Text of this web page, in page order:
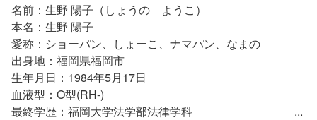
名前：生野 陽子（しょうの ようこ）
本名：生野 陽子
愛称：ショーパン、しょーこ、ナマパン、なまの
出身地：福岡県福岡市
生年月日：1984年5月17日
血液型：O型(RH-)
最終学歴：福岡大学法学部法律学科